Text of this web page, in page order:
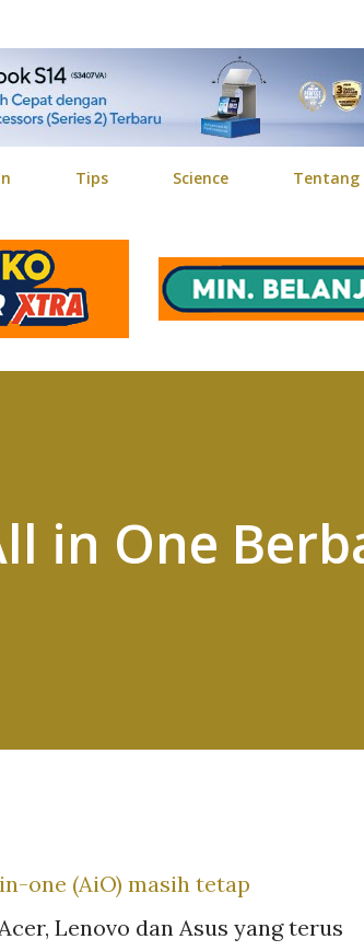
Tips Science Tentang
in One
one (AiO) masih tetap
Lenovo dan Asus yang terus